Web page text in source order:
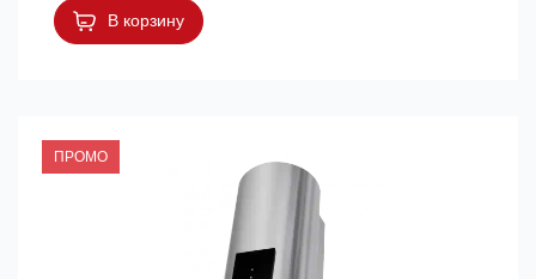
В корзину
ПРОМО